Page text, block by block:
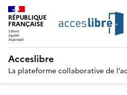
RÉPUBLIQUE
FRANÇAISE
Acceslibre
La plateforme collaborative de